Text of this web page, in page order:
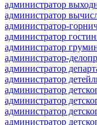
администратор
администратор
администратор-
администратор
администратор
администратор-
администратор
администратор
администратор
администратор
администратор
администратор